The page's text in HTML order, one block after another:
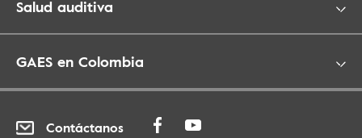
Salud auditiva
GAES en Colombia
Contáctanos